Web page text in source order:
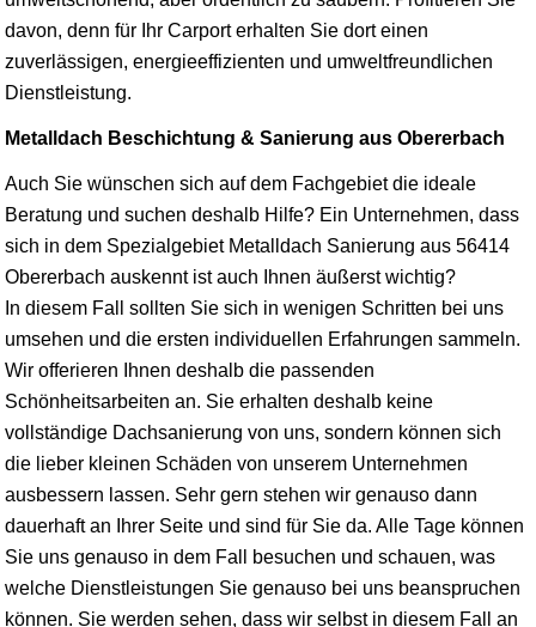
davon, denn für Ihr Carport erhalten Sie dort einen
zuverlässigen, energieeffizienten und umweltfreundlichen
Dienstleistung.
Metalldach Beschichtung & Sanierung aus Obererbach
Auch Sie wünschen sich auf dem Fachgebiet die ideale
Beratung und suchen deshalb Hilfe? Ein Unternehmen, dass
sich in dem Spezialgebiet Metalldach Sanierung aus 56414
Obererbach auskennt ist auch Ihnen äußerst wichtig?
In diesem Fall sollten Sie sich in wenigen Schritten bei uns
umsehen und die ersten individuellen Erfahrungen sammeln.
Wir offerieren Ihnen deshalb die passenden
Schönheitsarbeiten an. Sie erhalten deshalb keine
vollständige Dachsanierung von uns, sondern können sich
die lieber kleinen Schäden von unserem Unternehmen
ausbessern lassen. Sehr gern stehen wir genauso dann
dauerhaft an Ihrer Seite und sind für Sie da. Alle Tage können
Sie uns genauso in dem Fall besuchen und schauen, was
welche Dienstleistungen Sie genauso bei uns beanspruchen
können. Sie werden sehen, dass wir selbst in diesem Fall an